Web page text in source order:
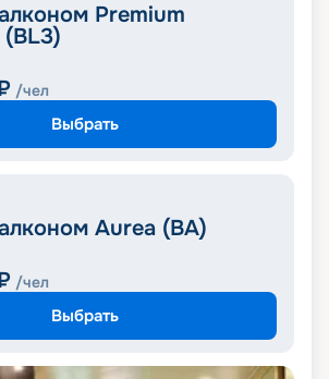
Premium
/чел
Выбрать
Aurea (BA)
/чел
Выбрать